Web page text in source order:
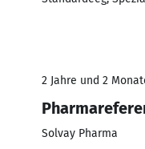
2 Jahre und 2
Solvay Pharma